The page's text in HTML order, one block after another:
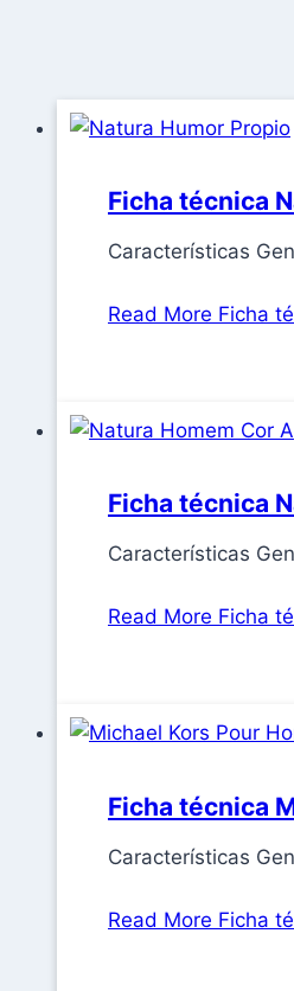
Ficha técnica
Características
Read More Ficha
Ficha técnica
Características
Read More Ficha
Ficha técnica
Características
Read More Ficha